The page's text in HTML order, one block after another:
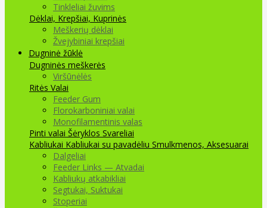
Tinkleliai žuvims
Dėklai, Krepšiai, Kuprinės
Meškerių dėklai
Žvejybiniai krepšiai
Dugninė žūklė
Dugninės meškerės
Viršūnėlės
Ritės Valai
Feeder Gum
Florokarboniniai valai
Monofilamentinis valas
Pinti valai Šėryklos Svareliai
Kabliukai Kabliukai su pavadėliu Smulkmenos, Aksesuarai
Dalgeliai
Feeder Links — Atvadai
Kabliukų atkabikliai
Segtukai, Suktukai
Stoperiai